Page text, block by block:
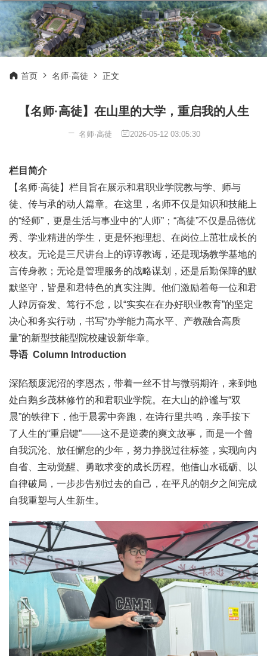
首页 名师·高徒 正文
【名师·高徒】在山里的大学，重启我的人生
名师·高徒 2026-05-12 03:05:30
栏目简介
【名师·高徒】栏目旨在展示和君职业学院教与学、师与
徒、传与承的动人篇章。在这里，名师不仅是知识和技能上
的“经师”，更是生活与事业中的“人师”；“高徒”不仅是品德优
秀、学业精进的学生，更是怀抱理想、在岗位上茁壮成长的
校友。无论是三尺讲台上的谆谆教诲，还是现场教学基地的
言传身教；无论是管理服务的战略谋划，还是后勤保障的默
默坚守，皆是和君特色的真实注脚。他们激励着每一位和君
人踔厉奋发、笃行不怠，以“实实在在办好职业教育”的坚定
决心和务实行动，书写“办学能力高水平、产教融合高质
量”的新型技能型院校建设新华章。
导语 Column Introduction
深陷颓废泥沼的李恩杰，带着一丝不甘与微弱期许，来到地
处白鹅乡茂林修竹的和君职业学院。在大山的静谧与“双
晨”的铁律下，他于晨雾中奔跑，在诗行里共鸣，亲手按下
了人生的“重启键”——这不是逆袭的爽文故事，而是一个曾
自我沉沦、放任懈怠的少年，努力挣脱过往标签，实现向内
自省、主动觉醒、勇敢求变的成长历程。他借山水砥砺、以
自律破局，一步步告别过去的自己，在平凡的朝夕之间完成
自我重塑与人生新生。